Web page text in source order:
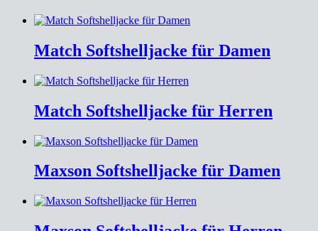
Match Softshelljacke für Damen
Match Softshelljacke für Herren
Maxson Softshelljacke für Damen